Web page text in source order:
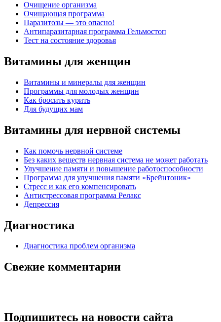
Очищение организма
Очищающая программа
Паразитозы — это опасно!
Антипаразитарная программа Гельмостоп
Тест на состояние здоровья
Витамины для женщин
Витамины и минералы для женщин
Программы для молодых женщин
Как бросить курить
Для будущих мам
Витамины для нервной системы
Как помочь нервной системе
Без каких веществ нервная система не может работать
Улучшение памяти и повышение работоспособности
Программа для улучшения памяти «Брейнтоник»
Стресс и как его компенсировать
Антистрессовая программа Релакс
Депрессия
Диагностика
Диагностика проблем организма
Свежие комментарии
Подпишитесь на новости сайта